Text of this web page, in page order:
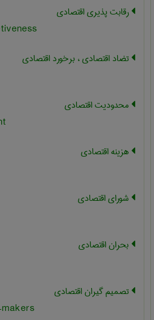
رقابت پذیری اقتصادی
تضاد اقتصادی ، برخورد اقتصادی
محدودیت اقتصادی
هزینه اقتصادی
شورای اقتصادی
بحران اقتصادی
تصمیم گیران اقتصادی